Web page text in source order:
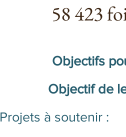
Objectifs
Objectif de
Projets à soutenir :
58 423